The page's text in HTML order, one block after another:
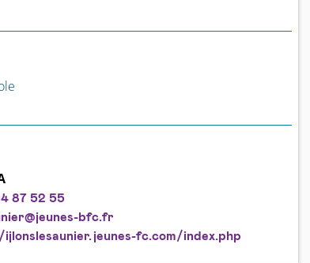
87 52 55
bfc.fr
fc.com/index.php